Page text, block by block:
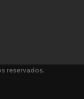
reservados.